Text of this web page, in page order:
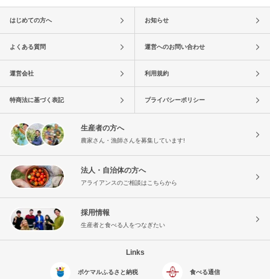
はじめての方へ お知らせ
よくある質問 運営へのお問い合わせ
運営会社 利用規約
特商法に基づく表記 プライバシーポリシー
生産者の方へ
農家さん・漁師さんを募集しています!
法人・自治体の方へ
アライアンスのご相談はこちらから
採用情報
生産者と食べる人をつなぎたい
Links
ポケマルふるさと納税 食べる通信